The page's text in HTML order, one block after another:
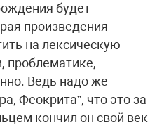
будет
произведения
на лексическую
проблематике,
Ведь надо же
Феокрита”, что это за
кончил он свой век